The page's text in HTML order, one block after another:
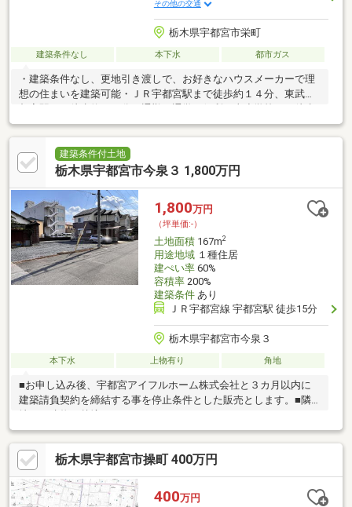
その他の交通
栃木県宇都宮市栄町
建築条件なし 本下水 都市ガス
・建築条件なし、更地引き渡しで、お好きなハウスメーカーで理
想の住まいを建築可能・ＪＲ宇都宮駅まで徒歩約１４分、東武宇
約４分と登下校も安心！・駅から延びる大道りや、宇商通りへの
アクセス良好で、カーライフも便利・二荒山神社や田川遊歩道も
徒歩圏内で、毎日のお散歩にオススメ・駐車場用地としても利用
可能行政・交通・商業のすべてが揃うロケーションで、自分らし
の所在を確認することで、日当たりや、建物を建てる際のイメー
ジがつきやすくなりますお気軽にお問合せください。
建築条件付土地
栃木県宇都宮市今泉３ 1,800万円
1,800万円
（坪単価:-）
土地面積167m2
用途地域１種住居
建ぺい率60%
容積率200%
建築条件あり
ＪＲ宇都宮線 宇都宮駅 徒歩15分
栃木県宇都宮市今泉３
本下水 上物有り 角地
■お申し込み後、宇都宮アイフルホーム株式会社と３カ月以内に
建築請負契約を締結する事を停止条件とした販売とします。■隣
栃木県宇都宮市操町 400万円
400万円